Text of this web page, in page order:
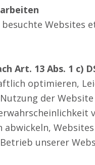
Websites
Art. 13 Abs. 1 c)
optimieren,
der
abwickeln,
unserer